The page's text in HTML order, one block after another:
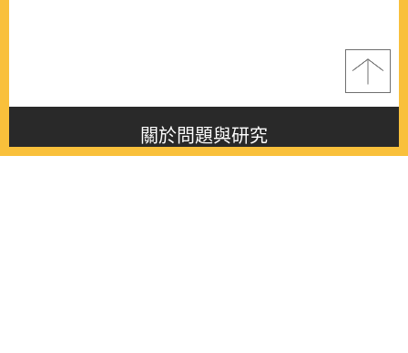
關於問題與研究
About this journal